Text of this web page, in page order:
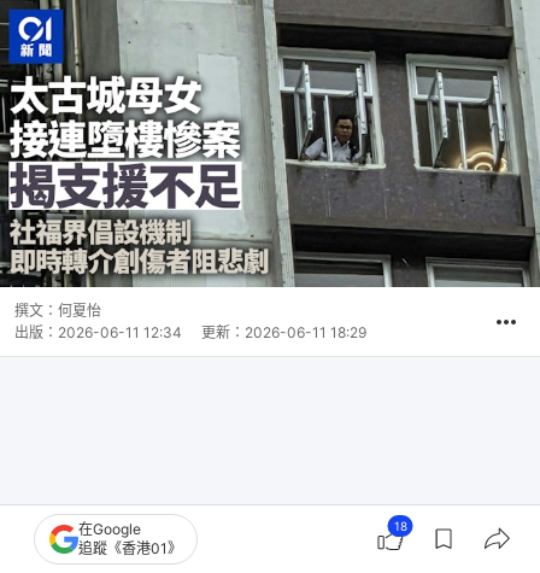
撰文： 何夏怡
出版： 2026-06-11 12:34 更新： 2026-06-11 18:29
在Google
追蹤《香港01》
18